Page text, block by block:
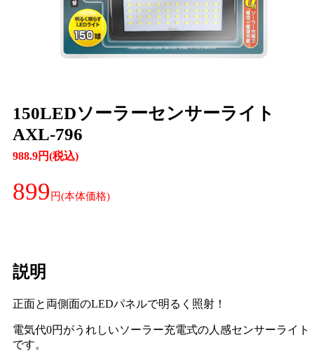
150LEDソーラーセンサーライト
AXL-796
988.9円(税込)
899
説明
正面と両側面のLEDパネルで明るく照射！
電気代0円がうれしいソーラー充電式の人感センサーライト
です。